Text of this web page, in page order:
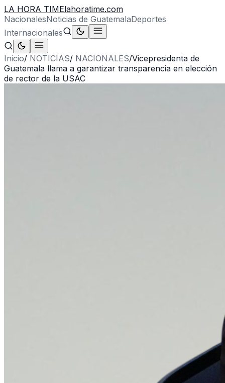
LA HORA TIMElahoratime.com
NacionalesNoticias de GuatemalaDeportes
Internacionales
Inicio/ NOTICIAS/ NACIONALES/Vicepresidenta de
Guatemala llama a garantizar transparencia en elección
de rector de la USAC